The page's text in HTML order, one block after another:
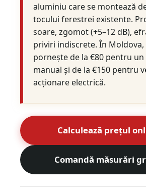
aluminiu care se montează
tocului ferestrei existente.
soare, zgomot (+5–12 dB),
priviri indiscrete. În
pornește de la €80 pentru
manual și de la €150 pentru
acționare electrică.
Calculează prețul
Comandă măsurări